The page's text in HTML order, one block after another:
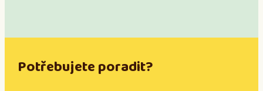
Potřebujete poradit?